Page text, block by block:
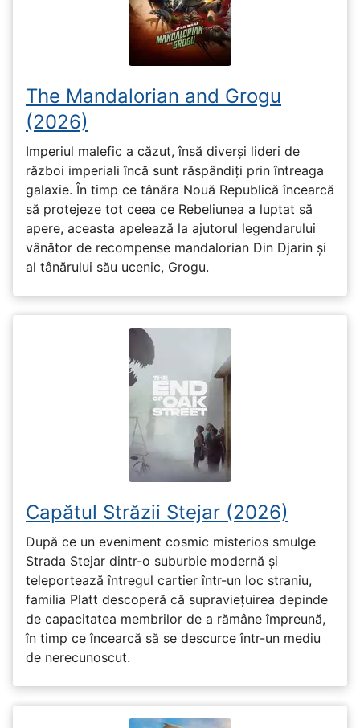
The Mandalorian and Grogu
(2026)
Imperiul malefic a căzut, însă diverși lideri de
război imperiali încă sunt răspândiți prin întreaga
galaxie. În timp ce tânăra Nouă Republică încearcă
să protejeze tot ceea ce Rebeliunea a luptat să
apere, aceasta apelează la ajutorul legendarului
vânător de recompense mandalorian Din Djarin și
al tânărului său ucenic, Grogu.
Capătul Străzii Stejar (2026)
După ce un eveniment cosmic misterios smulge
Strada Stejar dintr-o suburbie modernă și
teleportează întregul cartier într-un loc straniu,
familia Platt descoperă că supraviețuirea depinde
de capacitatea membrilor de a rămâne împreună,
în timp ce încearcă să se descurce într-un mediu
de nerecunoscut.